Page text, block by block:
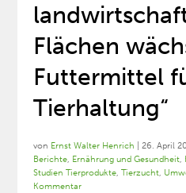
Flächen
Futtermittel
Tierhaltung“
von Ernst Walter Henrich |26. April
Berichte, Ernährung und Gesundheit,
Studien Tierprodukte,Tierzucht,
Kommentar